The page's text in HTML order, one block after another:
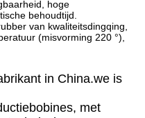
hoge
behoudtijd.
van kwaliteitsdingqing,
(misvorming 220 °),
in China.we is
met